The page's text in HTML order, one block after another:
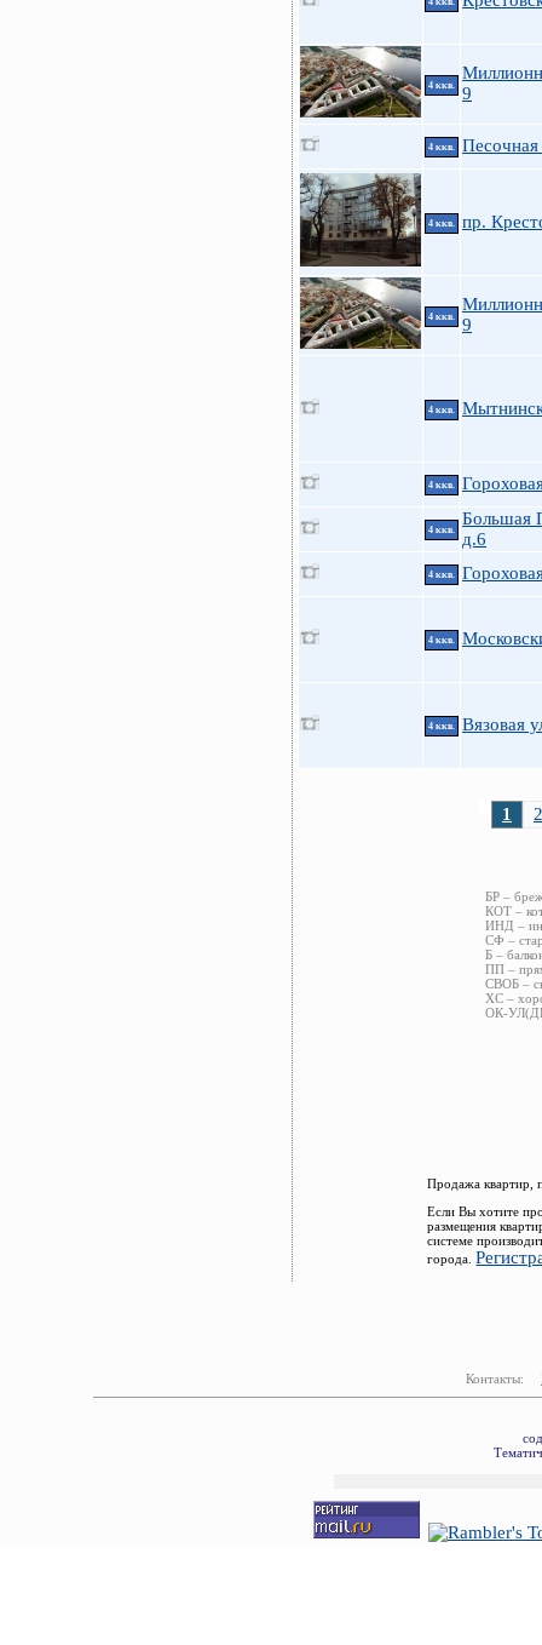
4 ккв.
9
4 ккв.
4 ккв. пр.
4 ккв.
9
4 ккв.
4 ккв.
4 ккв.
Большая
д.6
4 ккв.
4 ккв.
4 ккв. Вязовая
1 2
БР –
КОТ –
ИНД –
СФ –
Б –
ПП –
СВОБ –
ХС –
ОК-
Продажа квартир,
Если Вы хотите
размещения
системе
города.
Контакты: